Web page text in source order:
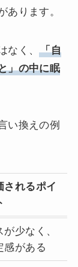
あります。
なく、「自
」の中に眠
い換えの例
されるポイ
が少なく、
感がある